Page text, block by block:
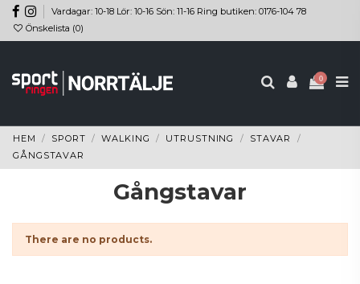
Vardagar: 10-18 Lör: 10-16 Sön: 11-16 Ring butiken: 0176-104 78
Önskelista (0)
0
HEM SPORT WALKING UTRUSTNING
STAVAR
GÅNGSTAVAR
Gångstavar
There are no products.